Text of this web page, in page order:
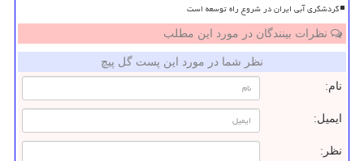
گردشگری آبی ایران در شروع راه توسعه است
نظرات بینندگان در مورد این مطلب
نظر شما در مورد این پست گل پیچ
نام:
ایمیل:
نظر: